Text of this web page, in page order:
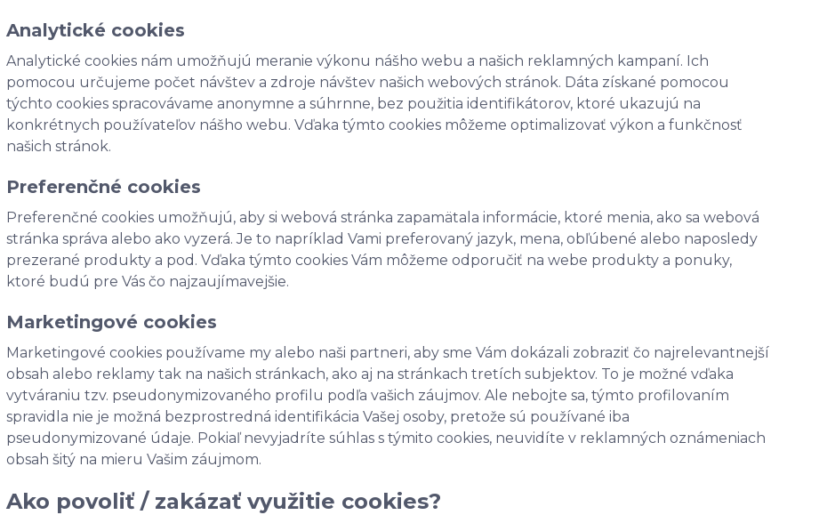
Analytické cookies
Analytické cookies nám umožňujú meranie výkonu nášho webu a našich reklamných kampaní. Ich
pomocou určujeme počet návštev a zdroje návštev našich webových stránok. Dáta získané pomocou
týchto cookies spracovávame anonymne a súhrnne, bez použitia identifikátorov, ktoré ukazujú na
konkrétnych používateľov nášho webu. Vďaka týmto cookies môžeme optimalizovať výkon a funkčnosť
našich stránok.
Preferenčné cookies
Preferenčné cookies umožňujú, aby si webová stránka zapamätala informácie, ktoré menia, ako sa webová
stránka správa alebo ako vyzerá. Je to napríklad Vami preferovaný jazyk, mena, obľúbené alebo naposledy
prezerané produkty a pod. Vďaka týmto cookies Vám môžeme odporučiť na webe produkty a ponuky,
ktoré budú pre Vás čo najzaujímavejšie.
Marketingové cookies
Marketingové cookies používame my alebo naši partneri, aby sme Vám dokázali zobraziť čo najrelevantnejší
obsah alebo reklamy tak na našich stránkach, ako aj na stránkach tretích subjektov. To je možné vďaka
vytváraniu tzv. pseudonymizovaného profilu podľa vašich záujmov. Ale nebojte sa, týmto profilovaním
spravidla nie je možná bezprostredná identifikácia Vašej osoby, pretože sú používané iba
pseudonymizované údaje. Pokiaľ nevyjadríte súhlas s týmito cookies, neuvidíte v reklamných oznámeniach
obsah šitý na mieru Vašim záujmom.
Ako povoliť / zakázať využitie cookies?